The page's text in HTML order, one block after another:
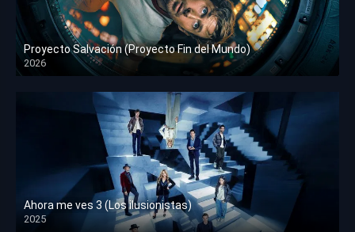
Proyecto Salvación (Proyecto Fin del Mundo)
2026
HD 1080p
Ahora me ves 3 (Los ilusionistas)
2025
HD 1080p